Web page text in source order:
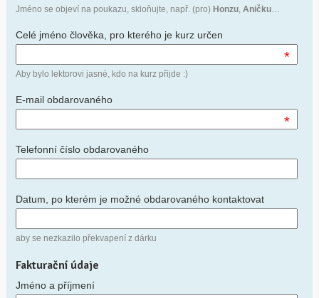
Jméno se objeví na poukazu, skloňujte, např. (pro) Honzu, Aničku…
Celé jméno člověka, pro kterého je kurz určen
*
Aby bylo lektorovi jasné, kdo na kurz přijde :)
E-mail obdarovaného
*
Telefonní číslo obdarovaného
Datum, po kterém je možné obdarovaného kontaktovat
aby se nezkazilo překvapení z dárku
Fakturační údaje
Jméno a příjmení